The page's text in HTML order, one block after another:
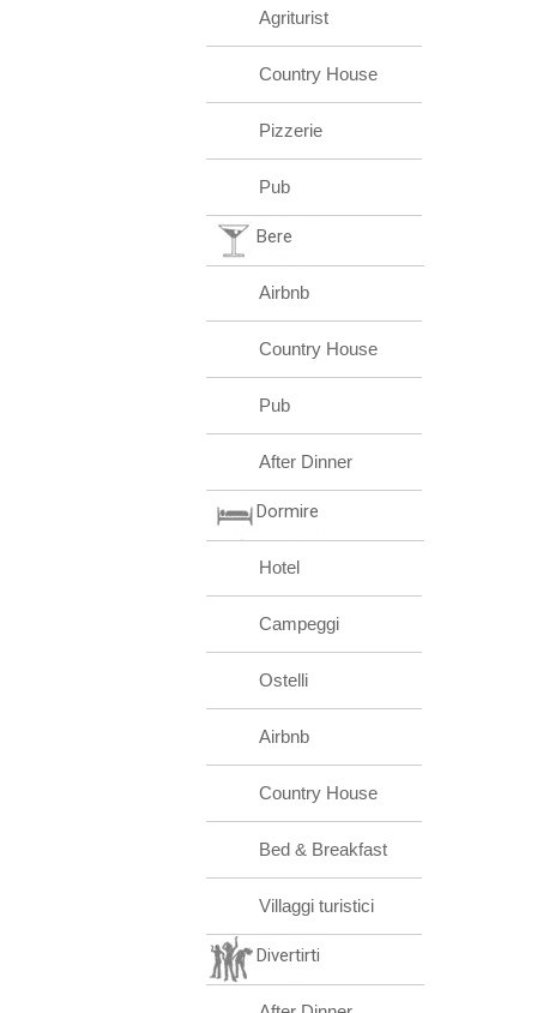
Agriturist
Country House
Pizzerie
Pub
Bere
Airbnb
Country House
Pub
After Dinner
Dormire
Hotel
Campeggi
Ostelli
Airbnb
Country House
Bed & Breakfast
Villaggi turistici
Divertirti